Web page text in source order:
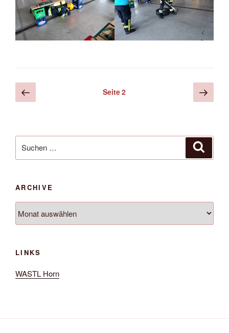
Seitennummerierung
der
Vorherige
Seite
Seite2
Seite
nach:
ARCHIVE
LINKS
WASTL Horn